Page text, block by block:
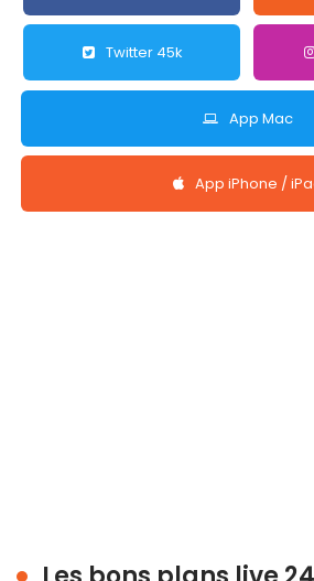
Twitter 45k
App Mac
App iPhone /